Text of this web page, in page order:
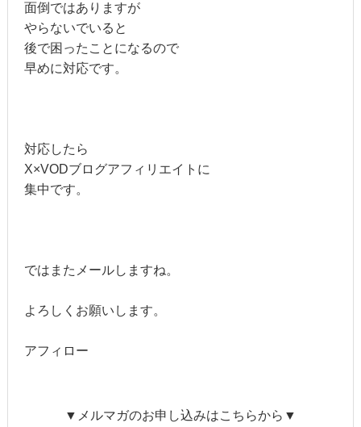
面倒ではありますが
やらないでいると
後で困ったことになるので
早めに対応です。
対応したら
X×VODブログアフィリエイトに
集中です。
ではまたメールしますね。
よろしくお願いします。
アフィロー
▼メルマガのお申し込みはこちらから▼